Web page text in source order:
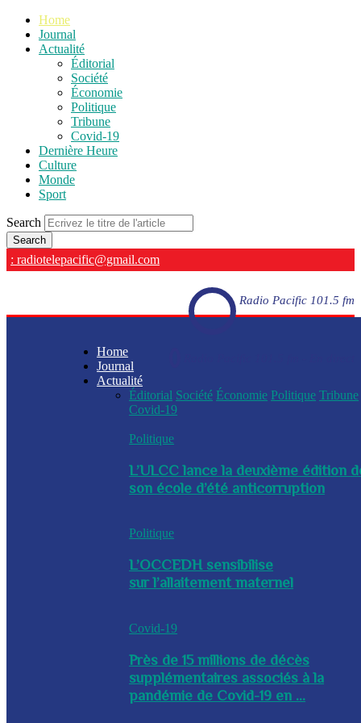
Home
Journal
Actualité
Éditorial
Société
Économie
Politique
Tribune
Covid-19
Dernière Heure
Culture
Monde
Sport
Search
: radiotelepacific@gmail.com
Radio Pacific 101.5 fm
Home
Journal
Actualité
Éditorial Société Économie Politique Tribune
Covid-19
Politique
L’ULCC lance la deuxième édition
son école d’été anticorruption
Politique
L’OCCEDH sensibilise
sur l’allaitement maternel
Covid-19
Près de 15 millions de décès
supplémentaires associés à la
pandémie de Covid-19 en ...